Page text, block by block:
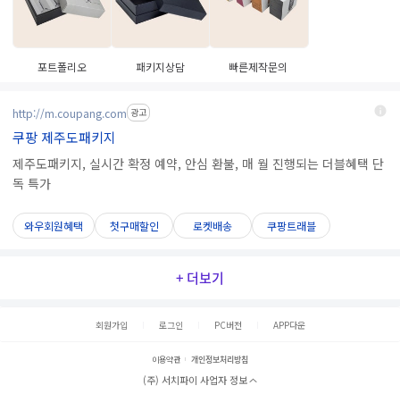
포트폴리오 패키지상담 빠른제작문의
http://m.coupang.com 광고
쿠팡 제주도패키지
제주도패키지, 실시간 확정 예약, 안심 환불, 매 월 진행되는 더블혜택 단
독 특가
와우회원혜택 첫구매할인 로켓배송 쿠팡트래블
+ 더보기
회원가입 로그인 PC버전 APP다운
이용약관 개인정보처리방침
(주) 서치파이 사업자 정보